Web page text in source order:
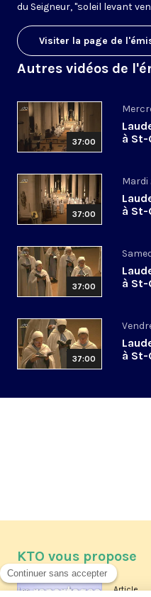
du Seigneur, "soleil levant
Visiter la page de
Autres vidéos de
37:00
à St-
37:00
Mardi
à St-
37:00
à St-
37:00
à St-
KTO vous propose
Article